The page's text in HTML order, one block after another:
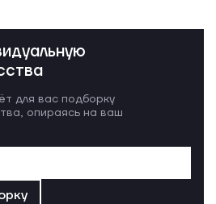
для вас подборку
опираясь на ваш